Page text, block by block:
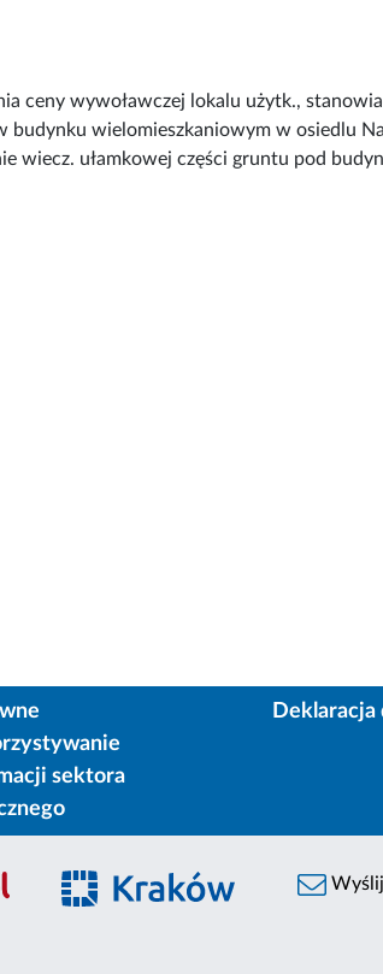
ceny wywoławczej lokalu użytk.,
budynku wielomieszkaniowym w osiedlu
wiecz. ułamkowej części gruntu pod
sektora
Deklaracja